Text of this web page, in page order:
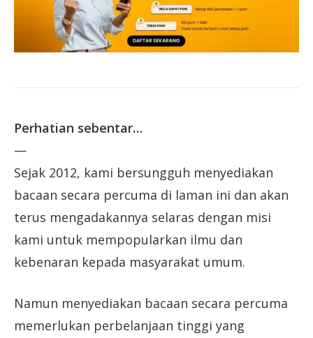
Perhatian sebentar…
—
Sejak 2012, kami bersungguh menyediakan
bacaan secara percuma di laman ini dan akan
terus mengadakannya selaras dengan misi
kami untuk mempopularkan ilmu dan
kebenaran kepada masyarakat umum.
Namun menyediakan bacaan secara percuma
memerlukan perbelanjaan tinggi yang